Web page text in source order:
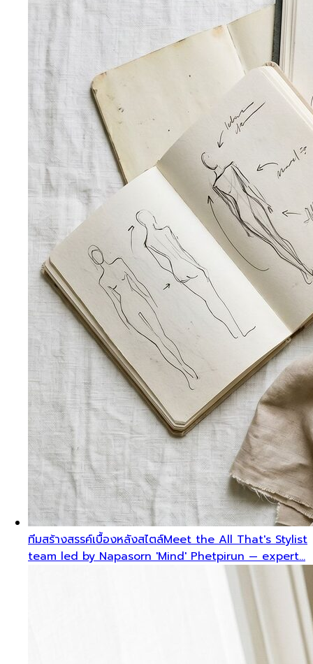
ทีมสร้างสรรค์เบื้องหลังสไตล์Meet the All That's Stylist
team led by Napasorn 'Mind' Phetpirun — expert…